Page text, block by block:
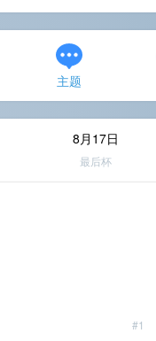
主题
8月17日
最后杯
#1